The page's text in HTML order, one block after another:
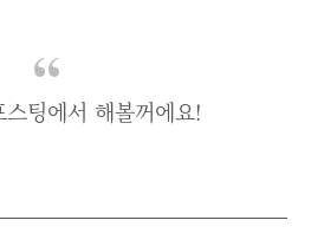
팅에서 해볼꺼에요!